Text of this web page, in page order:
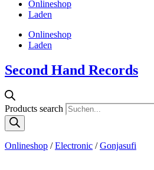
Onlineshop
Laden
Onlineshop
Laden
Second Hand Records
Products search
Onlineshop /Electronic /Gonjasufi